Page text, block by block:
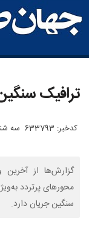
ترافیک
کدخبر: 633793 سه شنبه 19
گزارش‌ها از
محورهای پرتردد
سنگین جریان دارد.